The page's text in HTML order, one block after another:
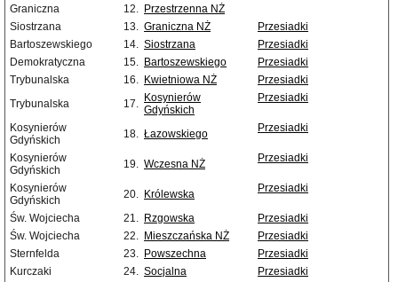
Graniczna
12. Przestrzenna NŻ
Siostrzana
13. Graniczna NŻ
Przesiadki
Bartoszewskiego
14. Siostrzana
Przesiadki
Demokratyczna
15. Bartoszewskiego
Przesiadki
Trybunalska
16. Kwietniowa NŻ
Przesiadki
Trybunalska
17. Kosynierów
Gdyńskich
Przesiadki
Kosynierów
Gdyńskich
18. Łazowskiego Przesiadki
Kosynierów
Gdyńskich
19. Wczesna NŻ Przesiadki
Kosynierów
Gdyńskich
20. Królewska Przesiadki
Św. Wojciecha 21. Rzgowska
Przesiadki
Św. Wojciecha
22. Mieszczańska NŻ
Przesiadki
Sternfelda
23. Powszechna
Przesiadki
Kurczaki
24. Socjalna
Przesiadki